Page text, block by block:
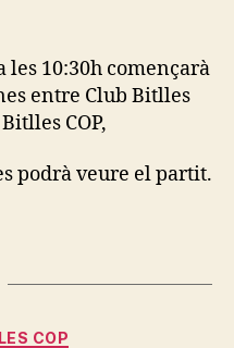
Sagrada
Familia-
COP
les 10:30h començarà
entre Club Bitlles
COP,
podrà veure el partit.
COP